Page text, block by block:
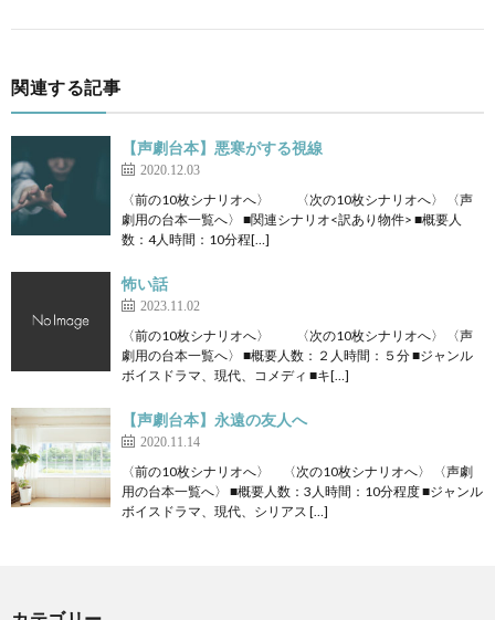
関連する記事
【声劇台本】悪寒がする視線
2020.12.03
〈前の10枚シナリオへ〉 〈次の10枚シナリオへ〉 〈声
劇用の台本一覧へ〉 ■関連シナリオ<訳あり物件> ■概要人
数：4人時間：10分程[…]
怖い話
2023.11.02
〈前の10枚シナリオへ〉 〈次の10枚シナリオへ〉 〈声
劇用の台本一覧へ〉 ■概要人数：２人時間：５分 ■ジャンル
ボイスドラマ、現代、コメディ ■キ[…]
【声劇台本】永遠の友人へ
2020.11.14
〈前の10枚シナリオへ〉 〈次の10枚シナリオへ〉 〈声劇
用の台本一覧へ〉 ■概要人数：3人時間：10分程度 ■ジャンル
ボイスドラマ、現代、シリアス […]